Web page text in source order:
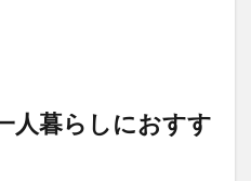
人暮らしにおすす